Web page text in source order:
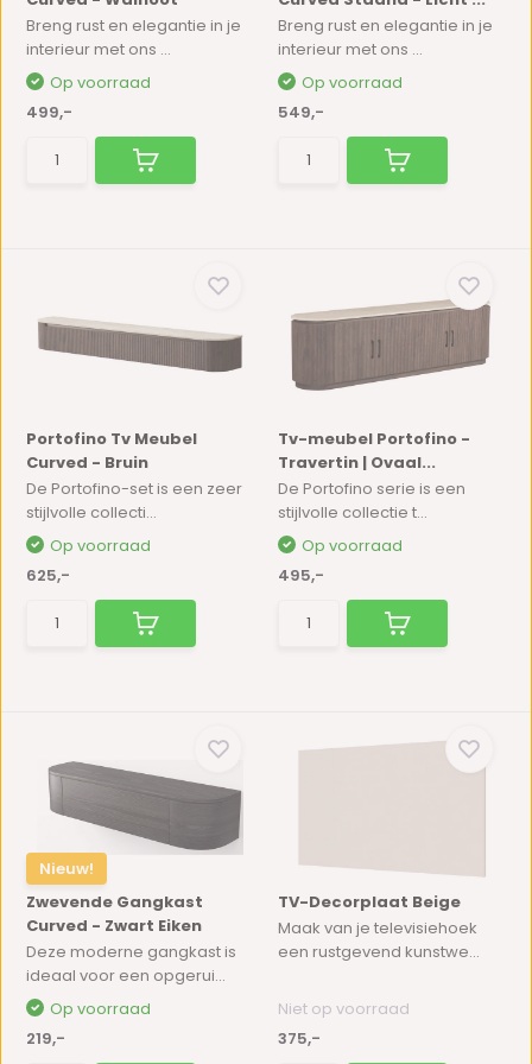
Breng rust en elegantie in je
interieur met ons ...
Op voorraad
499,-
Breng rust en elegantie in je
interieur met ons ...
Op voorraad
549,-
Portofino Tv Meubel
Curved - Bruin
De Portofino-set is een zeer
stijlvolle collecti...
Op voorraad
625,-
Tv-meubel Portofino -
Travertin | Ovaal...
De Portofino serie is een
stijlvolle collectie t...
Op voorraad
495,-
Nieuw!
Zwevende Gangkast
Curved - Zwart Eiken
Deze moderne gangkast is
ideaal voor een opgerui...
Op voorraad
219,-
TV-Decorplaat Beige
Maak van je televisiehoek
een rustgevend kunstwe...
Niet op voorraad
375,-